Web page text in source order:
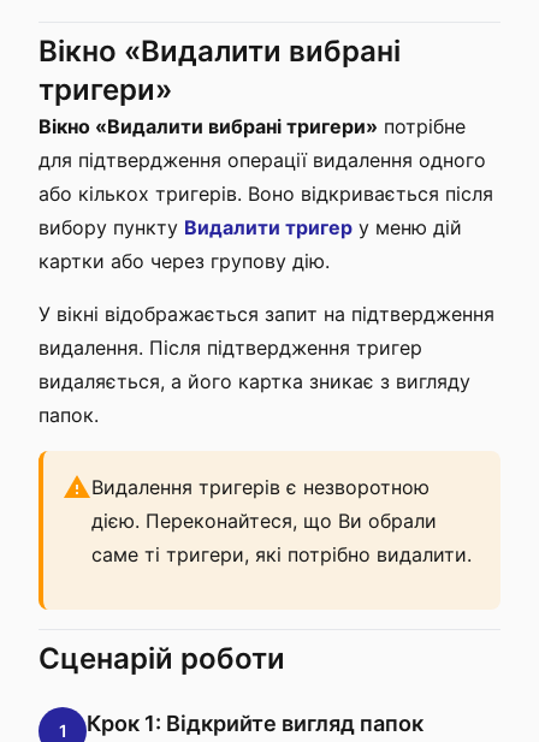
Вікно «Видалити вибрані
тригери»
Вікно «Видалити вибрані тригери» потрібне
для підтвердження операції видалення одного
або кількох тригерів. Воно відкривається після
вибору пункту Видалити тригер у меню дій
картки або через групову дію.
У вікні відображається запит на підтвердження
видалення. Після підтвердження тригер
видаляється, а його картка зникає з вигляду
папок.
Видалення тригерів є незворотною
дією. Переконайтеся, що Ви обрали
саме ті тригери, які потрібно видалити.
Сценарій роботи
1 Крок 1: Відкрийте вигляд папок